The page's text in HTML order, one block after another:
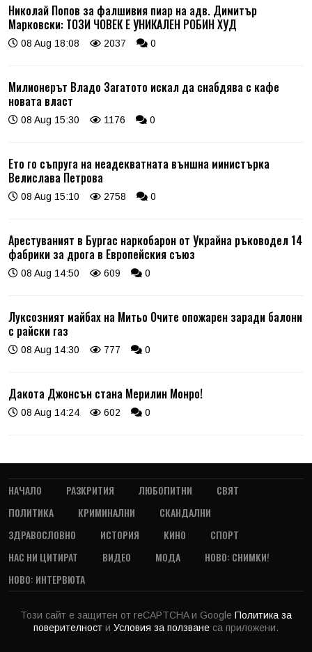
Николай Попов за фалшивия пиар на адв. Димитър
Марковски: ТОЗИ ЧОВЕК Е УНИКАЛЕН РОБИН ХУД
08 Aug 18:08 2037 0
Милионерът Владо Загатото искал да снабдява с кафе
новата власт
08 Aug 15:30 1176 0
Ето го съпруга на неадекватната външна министърка
Велислава Петрова
08 Aug 15:10 2758 0
Арестуваният в Бургас наркобарон от Украйна ръководел 14
фабрики за дрога в Европейския съюз
08 Aug 14:50 609 0
Луксозният майбах на Митьо Очите опожарен заради балони
с райски газ
08 Aug 14:30 777 0
Дакота Джонсън стана Мерилин Монро!
08 Aug 14:24 602 0
НАЧАЛО РАЗКРИТИЯ ЛЮБОПИТНИ
СВЯТ
ПОЛИТИКА
КРИМИНАЛНИ
СКАНДАЛНИ
ЗДРАВОСЛОВНО
ИСТОРИЯ КИНО
СПОРТ
НАС НИ ЦИТИРАТ
ВИДЕО МОДА
НОВО: СНИМКИ!
НОВО: ИНТЕРВЮТА
Този сайт е защитен от reCAPTCHA и Google Политика за
поверителност и Условия за ползване са приложени.